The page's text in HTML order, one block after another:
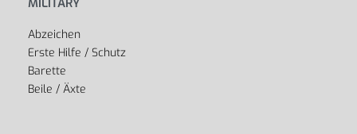
Abzeichen
Erste Hilfe / Schutz
Barette
Beile / Äxte